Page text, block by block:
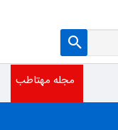
مجله مهتاطب